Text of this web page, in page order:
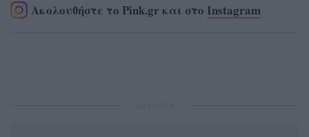
Ακολουθήστε το Pink.gr και στο Instagram